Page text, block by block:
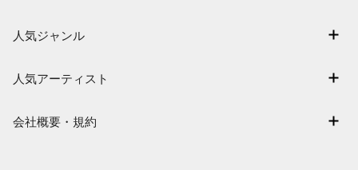
退会はこちら
難易度別に探す
まもなく配信
人気ジャンル
保育
人気アーティスト
会社概要・規約